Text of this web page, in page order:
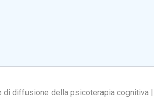
diffusione della psicoterapia cognitiva |